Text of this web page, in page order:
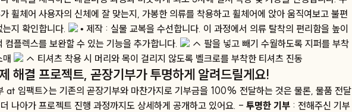
휠체어 사용자의 신체에 잘 맞는지, 가봉한 의류를 착용하고 휠체어에 앉아 움직여보고 불편
는지 확인합니다.
• 제작 : 실물 교복을 수선합니다. 이 과정에서 의류 탈착의 편리함을 높이
컴플렉스를 보완할 수 있는 기능을 추가합니다.
↑ 팔을 넣고 빼기 수월하도록 지퍼를 부착
매
↑ 티셔츠 착용 시 머리와 목이 걸리지 않도록 벨크로를 부착한 티셔츠 진동
해결 프로젝트, 곧장기부가 투명하게 알려드릴게요!
at 임팩트>는 기존의 곧장기부와 마찬가지로 기부금을 100% 전달하는 것은 물론, 물품 전달
나아가 프로젝트 진행 과정까지도 상세하게 공개하고 있어요. - 투명한 기부 : 전해주신 기부